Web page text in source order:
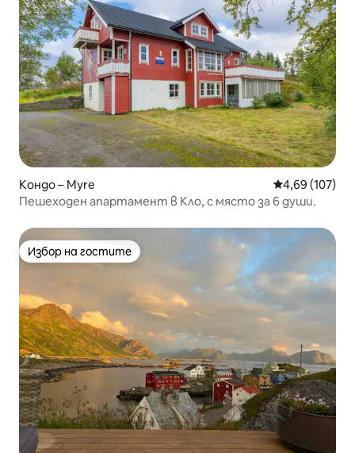
Кондо – Myre Средна
4,69 (107)
Пешеходен апартамент в Кло, с място за 6 души.
Избор на гостите
Избор на гостите